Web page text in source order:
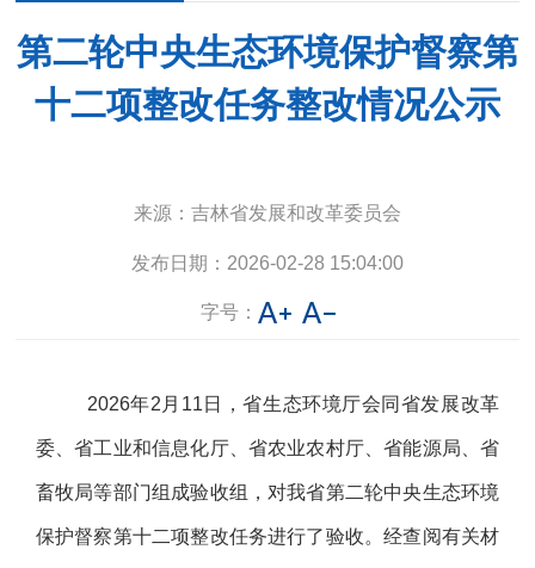
第二轮中央生态环境保护督察第
十二项整改任务整改情况公示
来源： 吉林省发展和改革委员会
发布日期： 2026-02-28 15:04:00
字号：
2026年2 月 11 日，省生态环境厅会同省发展改革
委、省工业和信息化厅、省农业农村厅、省能源局、省
畜牧局等部门组成验收组，对我省第二轮中央生态环境
保护督察第十二项整改任务进行了验收。经查阅有关材